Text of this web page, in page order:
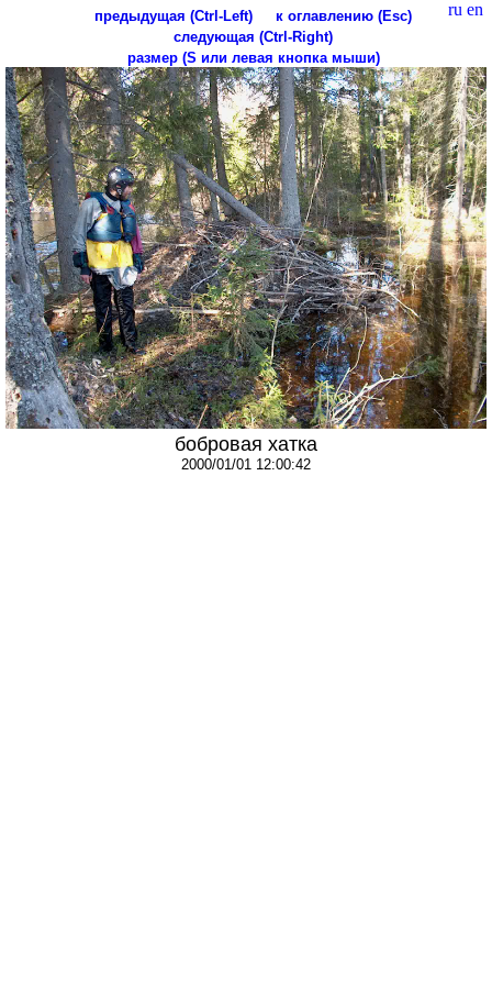
ru en
предыдущая (Ctrl-Left)
к оглавлению (Esc)
следующая (Ctrl-Right)
размер (S или левая кнопка мыши)
бобровая хатка
2000/01/01 12:00:42